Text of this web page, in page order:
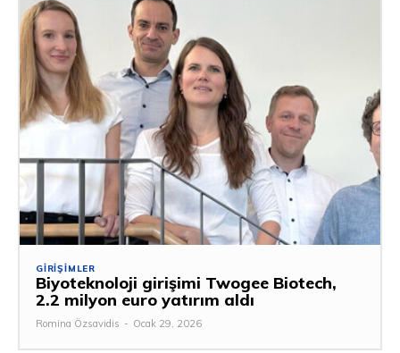
GIRIŞIMLER
Biyoteknoloji girişimi Twogee Biotech,
2.2 milyon euro yatırım aldı
Romina Özsavidis - Ocak 29, 2026